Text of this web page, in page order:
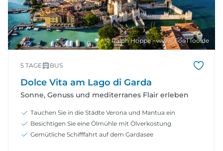
© Ralph Hoppe - www.FooTToo.de
5 TAGE BUS
Dolce Vita am Lago di Garda
Sonne, Genuss und mediterranes Flair erleben
Tauchen Sie in die Städte Verona und Mantua ein
Besichtigen Sie eine Ölmühle mit Ölverkostung
Gemütliche Schifffahrt auf dem Gardasee